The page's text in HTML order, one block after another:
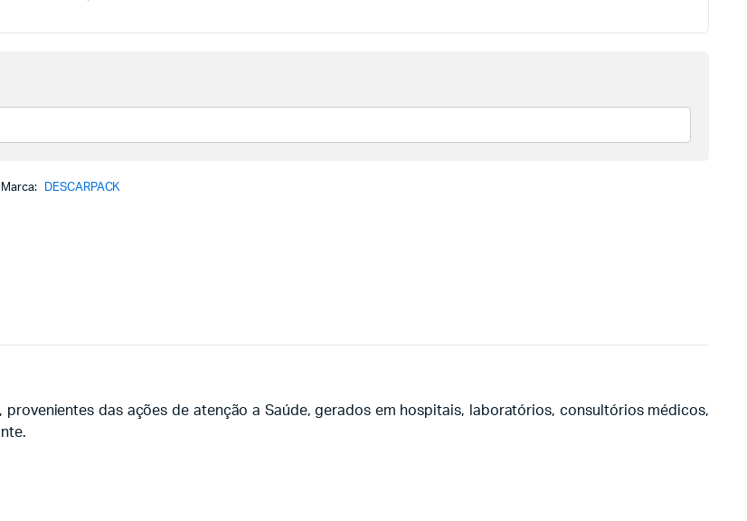
Marca: DESCARPACK
das ações de atenção a Saúde, gerados em hospitais, laboratórios, consultórios médicos,